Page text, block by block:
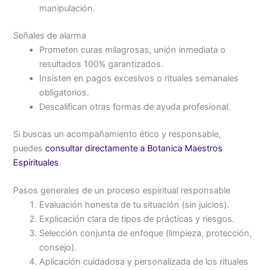
manipulación.
Señales de alarma
Prometen curas milagrosas, unión inmediata o
resultados 100% garantizados.
Insisten en pagos excesivos o rituales semanales
obligatorios.
Descalifican otras formas de ayuda profesional.
Si buscas un acompañamiento ético y responsable,
puedesconsultar directamente a Botanica Maestros
Espirituales.
Pasos generales de un proceso espiritual responsable
Evaluación honesta de tu situación (sin juicios).
Explicación clara de tipos de prácticas y riesgos.
Selección conjunta de enfoque (limpieza, protección,
consejo).
Aplicación cuidadosa y personalizada de los rituales